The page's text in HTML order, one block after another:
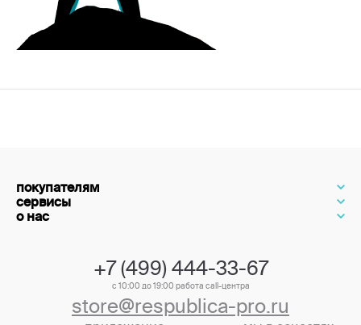
покупателям
сервисы
о нас
+7 (499) 444-33-67
с 10:00 до 19:00 работа call-центра
store@respublica-pro.ru